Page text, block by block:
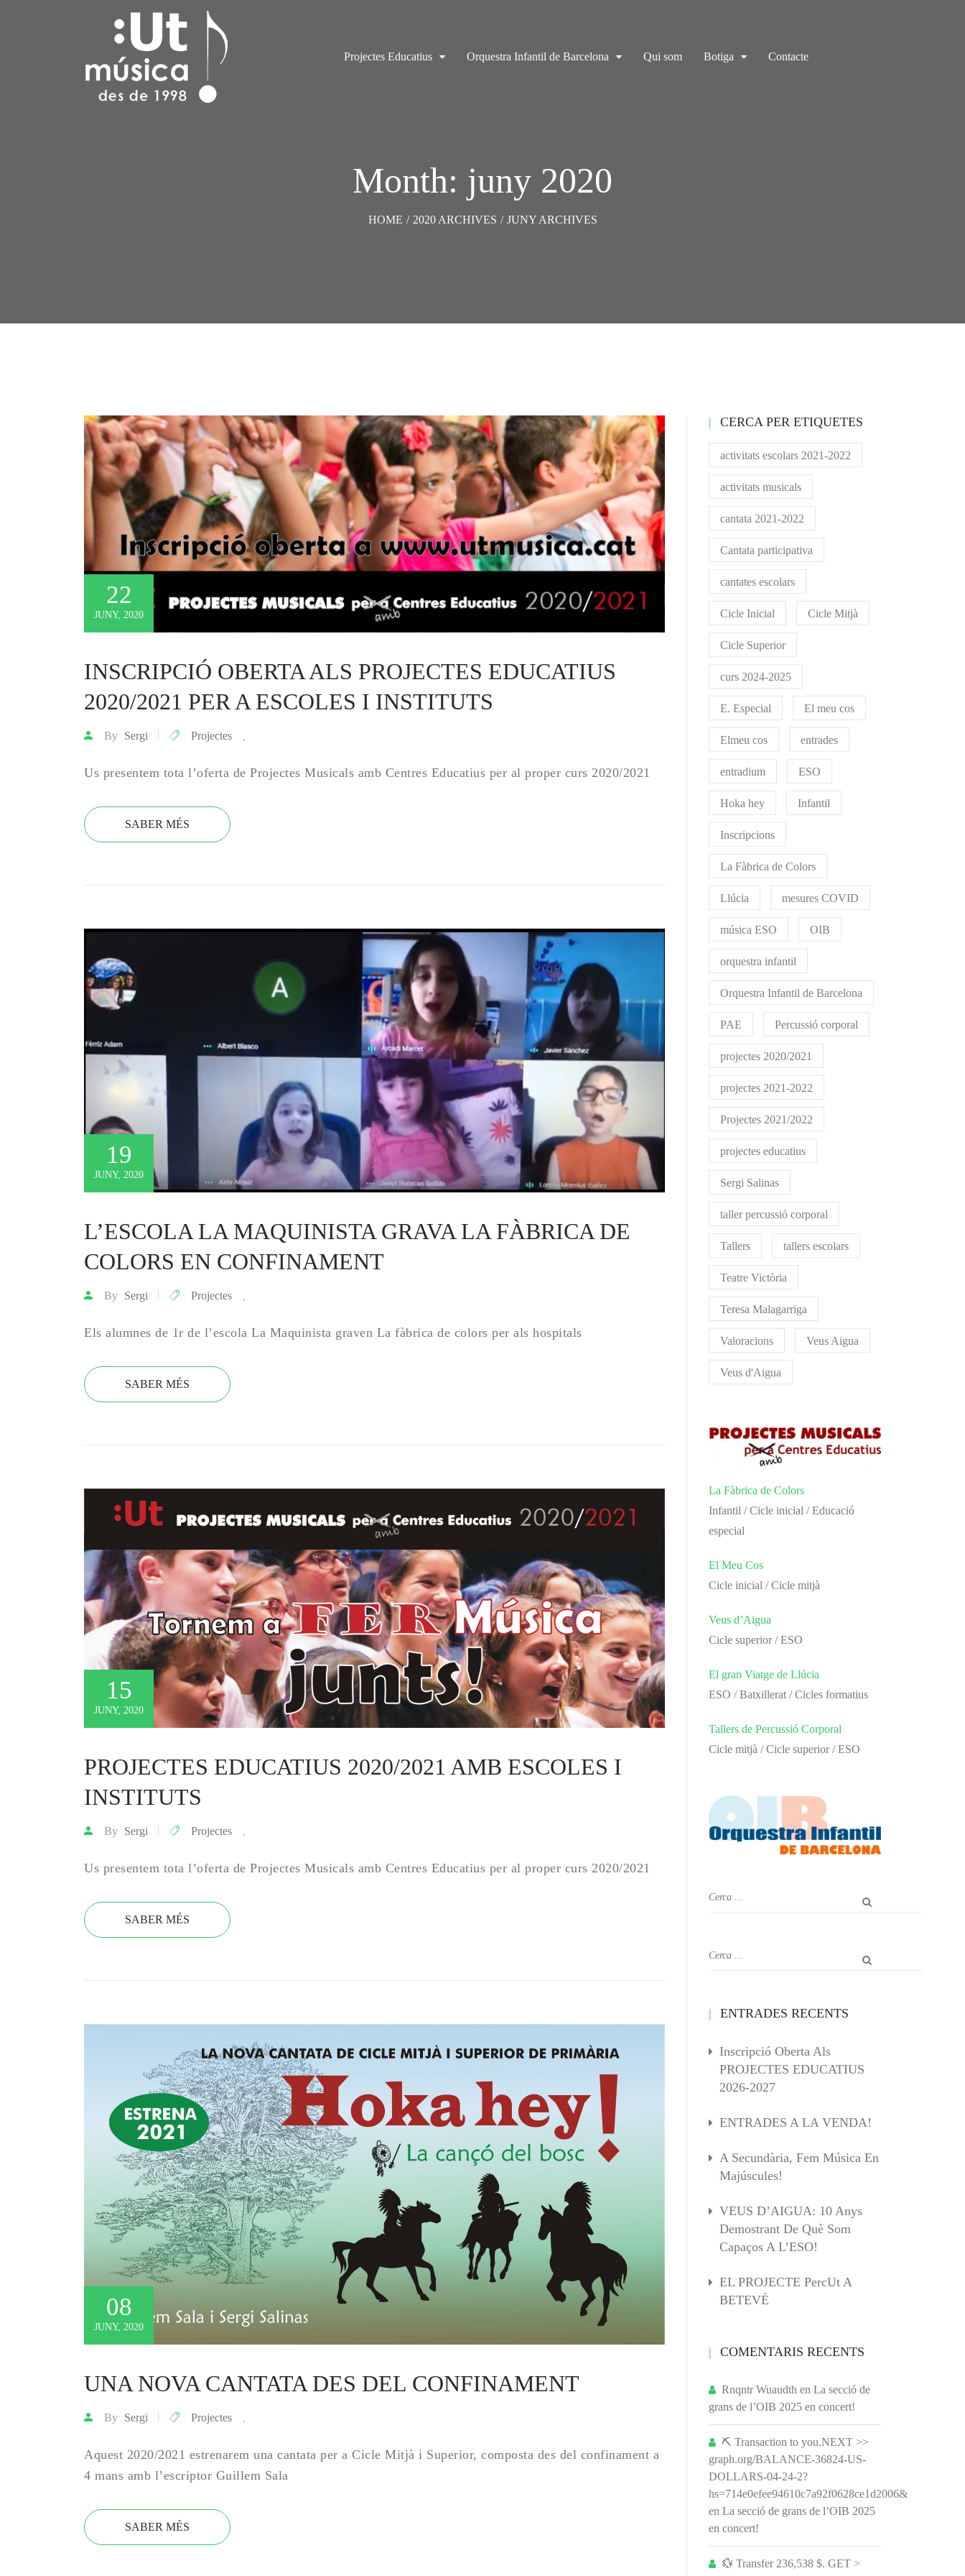
Projectes Educatius Orquestra Infantil de Barcelona Qui som Botiga Contacte
Month: juny 2020
HOME / 2020 ARCHIVES / JUNY ARCHIVES
22
JUNY, 2020
INSCRIPCIÓ OBERTA ALS PROJECTES EDUCATIUS
2020/2021 PER A ESCOLES I INSTITUTS
By Sergi Projectes
Us presentem tota l’oferta de Projectes Musicals amb Centres Educatius per al proper curs 2020/2021
SABER MÉS
19
JUNY, 2020
L’ESCOLA LA MAQUINISTA GRAVA LA FÀBRICA DE
COLORS EN CONFINAMENT
By Sergi Projectes
Els alumnes de 1r de l’escola La Maquinista graven La fàbrica de colors per als hospitals
SABER MÉS
15
JUNY, 2020
PROJECTES EDUCATIUS 2020/2021 AMB ESCOLES I
INSTITUTS
By Sergi Projectes ,
Us presentem tota l’oferta de Projectes Musicals amb Centres Educatius per al proper curs 2020/2021
SABER MÉS
08
JUNY, 2020
UNA NOVA CANTATA DES DEL CONFINAMENT
By Sergi Projectes
Aquest 2020/2021 estrenarem una cantata per a Cicle Mitjà i Superior, composta des del confinament a
4 mans amb l’escriptor Guillem Sala
SABER MÉS
CERCA PER ETIQUETES
activitats escolars 2021-2022
activitats musicals
cantata 2021-2022
Cantata participativa
cantates escolars
Cicle Inicial Cicle Mitjà
Cicle Superior
curs 2024-2025
E. Especial El meu cos
Elmeu cos entrades
entradium ESO
Hoka hey Infantil
Inscripcions
La Fàbrica de Colors
Llúcia mesures COVID
música ESO OIB
orquestra infantil
Orquestra Infantil de Barcelona
PAE Percussió corporal
projectes 2020/2021
projectes 2021-2022
Projectes 2021/2022
projectes educatius
Sergi Salinas
taller percussió corporal
Tallers tallers escolars
Teatre Victòria
Teresa Malagarriga
Valoracions Veus Aigua
Veus d'Aigua
La Fàbrica de Colors
Infantil / Cicle inicial / Educació
especial
El Meu Cos
Cicle inicial / Cicle mitjà
Veus d’Aigua
Cicle superior / ESO
El gran Viatge de Llúcia
ESO / Batxillerat / Cicles formatius
Tallers de Percussió Corporal
Cicle mitjà / Cicle superior / ESO
ENTRADES RECENTS
Inscripció Oberta Als
PROJECTES EDUCATIUS
2026-2027
ENTRADES A LA VENDA!
A Secundària, Fem Música En
Majúscules!
VEUS D’AIGUA: 10 Anys
Demostrant De Què Som
Capaços A L’ESO!
EL PROJECTE PercUt A
BETEVÉ
COMENTARIS RECENTS
Rnqntr Wuaudth en La secció de
grans de l’OIB 2025 en concert!
⛏ Transaction to you.NEXT >>
graph.org/BALANCE-36824-US-
DOLLARS-04-24-2?
hs=714e0efee94610c7a92f0628ce1d2006&
en La secció de grans de l’OIB 2025
en concert!
💱 Transfer 236,538 $. GET >